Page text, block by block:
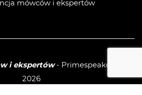
mówców i ekspertów
i ekspertów- Primespeakers ©
2026